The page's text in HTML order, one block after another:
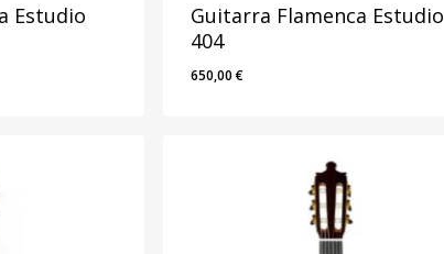
Estudio
Guitarra Flamenca Estudio
404
650,00€